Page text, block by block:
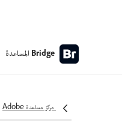
Bridge المساعدة
مركز مساعدة Adobe